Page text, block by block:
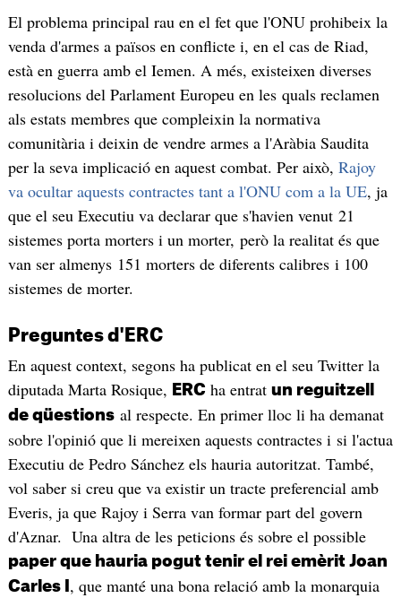
El problema principal rau en el fet que l'ONU prohibeix la
venda d'armes a països en conflicte i, en el cas de Riad,
està en guerra amb el Iemen. A més, existeixen diverses
resolucions del Parlament Europeu en les quals reclamen
als estats membres que compleixin la normativa
comunitària i deixin de vendre armes a l'Aràbia Saudita
per la seva implicació en aquest combat. Per això, Rajoy
va ocultar aquests contractes tant a l'ONU com a la UE, ja
que el seu Executiu va declarar que s'havien venut 21
sistemes porta morters i un morter, però la realitat és que
van ser almenys 151 morters de diferents calibres i 100
sistemes de morter.
Preguntes d'ERC
En aquest context, segons ha publicat en el seu Twitter la
diputada Marta Rosique,
ERC ha entrat un reguitzell
de qüestionsal respecte. En primer lloc li ha demanat
sobre l'opinió que li mereixen aquests contractes i si l'actua
Executiu de Pedro Sánchez els hauria autoritzat. També,
vol saber si creu que va existir un tracte preferencial amb
Everis, ja que Rajoy i Serra van formar part del govern
d'Aznar. Una altra de les peticions és sobre el possible
paper que hauria pogut tenir el rei emèrit Joan
Carles I , que manté una bona relació amb la monarquia